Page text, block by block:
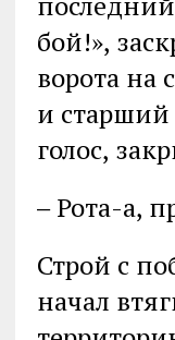
бой!»,
ворота на
и старший
голос,
‒ Рота-а,
Строй с
начал